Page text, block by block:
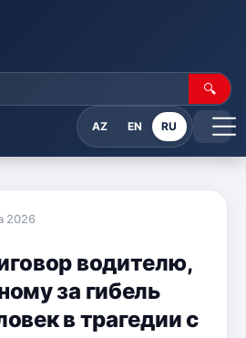
🔍
AZ EN RU
2026
водителю,
за гибель
в трагедии с